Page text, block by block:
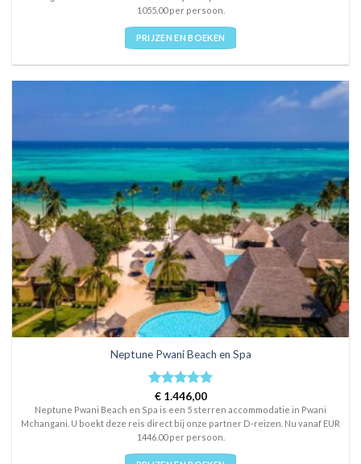
1055.00 per persoon.
PRIJZEN EN BOEKEN
Neptune Pwani Beach en Spa
Rated5
out of 5
€1.446,00
Neptune Pwani Beach en Spa is een 5 sterren accommodatie in Pwani
Mchangani. U boekt deze reis direct bij onze partner D-reizen. Nu vanaf EUR
1446.00 per persoon.